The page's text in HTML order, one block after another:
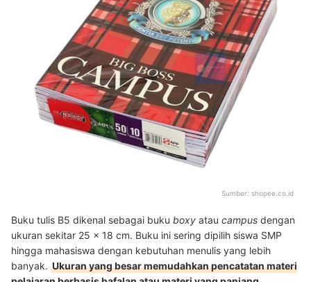
Sumber: shopee.co.id
Buku tulis B5 dikenal sebagai buku boxy atau campus dengan
ukuran sekitar 25 x 18 cm. Buku ini sering dipilih siswa SMP
hingga mahasiswa dengan kebutuhan menulis yang lebih
banyak. Ukuran yang besar memudahkan pencatatan materi